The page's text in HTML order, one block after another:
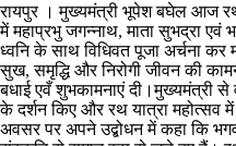
रायपुर । मुख्यमंत्री भूपेश बघेल आज
में महाप्रभु जगन्नाथ, माता सुभद्रा एवं
ध्वनि के साथ विधिवत पूजा अर्चना कर
सुख, समृद्धि और निरोगी जीवन की
बधाई एवँ शुभकामनाएं दी।मुख्यमंत्री
के दर्शन किए और रथ यात्रा महोत्सव
अवसर पर अपने उद्बोधन में कहा कि